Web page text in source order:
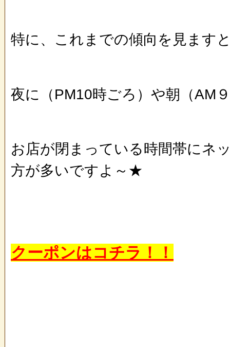
特に、これまでの傾向を見ます
夜に（PM10時ごろ）や朝（AM
お店が閉まっている時間帯にネ
方が多いですよ～★
クーポンはコチラ！！